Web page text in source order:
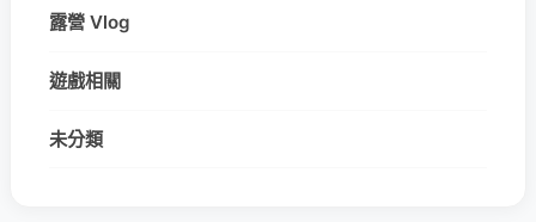
露營 Vlog
遊戲相關
未分類